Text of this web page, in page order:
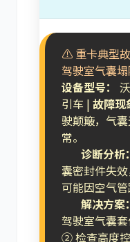
⚠️ 重卡典型
驾驶室气囊
设备型号：
引车 | 故障现
驶颠簸，气
常。
诊断分析：
囊密封件失
可能因空气管
解决方案：
驾驶室气囊
② 检查高度